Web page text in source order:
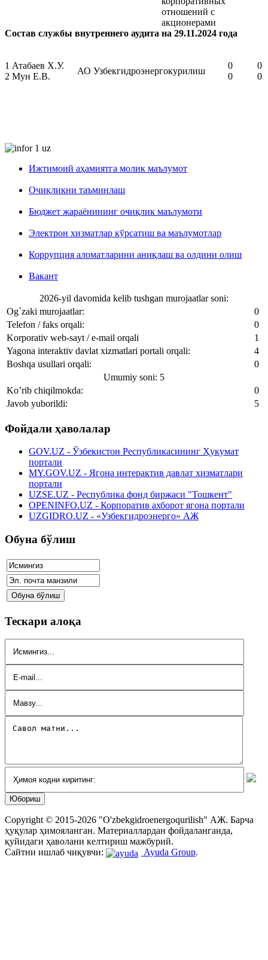
отношений с
акционерами
Состав службы внутреннего аудита на
1 Атабаев Х.У.
АО Узбекгидроэнергокурилиш
0
0
2 Мун Е.В. 0 0
Ижтимоий аҳамиятга молик маълумот
Очиқликни таъминлаш
Бюджет жараёнининг очиқлик маълумоти
Электрон хизматлар кўрсатиш ва маълумотлар
Коррупция аломатларини аниқлаш ва олдини олиш
Вакант
2026-yil davomida kelib tushgan murojaatlar soni:
Og`zaki murojaatlar:
0
Telefon / faks orqali:
0
Korporativ web-sayt / e-mail orqali
1
Yagona interaktiv davlat xizmatlari portali orqali:
4
Boshqa usullari orqali:
0
Umumiy soni: 5
Ko’rib chiqilmokda:
0
Javob yuborildi:
5
Фойдали ҳаволалар
GOV.UZ - Ўзбекистон Республикасининг Ҳукумат
портали
MY.GOV.UZ - Ягона интерактив давлат хизматлари
портали
UZSE.UZ - Республика фонд биржаси "Тошкент"
OPENINFO.UZ - Корпоратив ахборот ягона портали
UZGIDRO.UZ - «Узбекгидроэнерго» АЖ
Обуна бўлиш
Тескари алоқа
Copyright © 2015-2026 "O'zbekgidroenergoqurilish" АЖ. Бaрчa
ҳуқулaр ҳимоялaнгaн. Мaтериaллaрдaн фойдaлaнгaндa,
қуйидaги ҳaволaни келтириш мaжбурий.
Сайтни ишлаб чиқувчи:
Ayuda Group.